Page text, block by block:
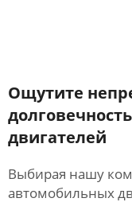
Ощутите
двигателей
Выбирая нашу
автомобильных